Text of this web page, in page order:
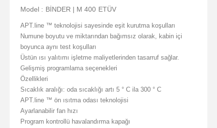
Model : BİNDER | M 400 ETÜV
APT.line ™ teknolojisi sayesinde eşit kurutma koşulları
Numune boyutu ve miktarından bağımsız olarak, kabin içi
boyunca aynı test koşulları
Üstün ısı yalıtımı işletme maliyetlerinden tasarruf sağlar.
Gelişmiş programlama seçenekleri
Özellikleri
Sıcaklık aralığı: oda sıcaklığı artı 5 ° C ila 300 ° C
APT.line ™ ön ısıtma odası teknolojisi
Ayarlanabilir fan hızı
Program kontrollü havalandırma kapağı